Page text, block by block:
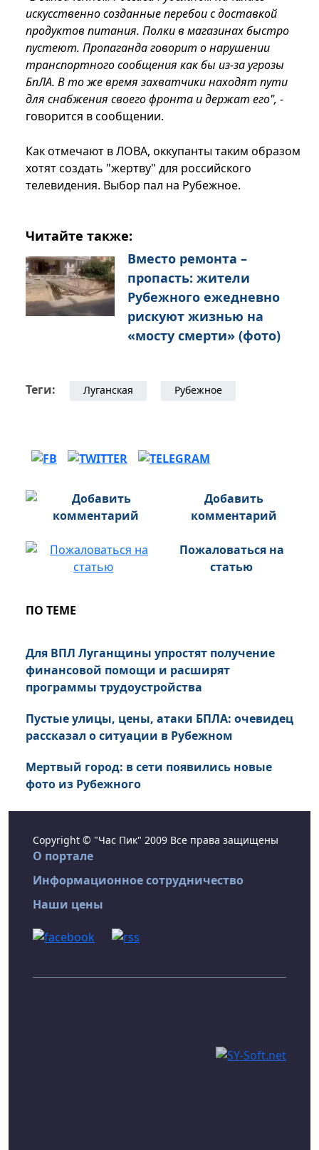
искусственно созданные перебои с доставкой
продуктов питания. Полки в магазинах быстро
пустеют. Пропаганда говорит о нарушении
транспортного сообщения как бы из-за угрозы
БпЛА. В то же время захватчики находят пути
для снабжения своего фронта и держат его", -
говорится в сообщении.
Как отмечают в ЛОВА, оккупанты таким образом
хотят создать "жертву" для российского
телевидения. Выбор пал на Рубежное.
Читайте также:
Вместо ремонта –
пропасть: жители
Рубежного ежедневно
рискуют жизнью на
«мосту смерти» (фото)
Теги: Луганская Рубежное
Добавить
комментарий
Пожаловаться на
статью
ПО ТЕМЕ
Для ВПЛ Луганщины упростят получение
финансовой помощи и расширят
программы трудоустройства
Пустые улицы, цены, атаки БПЛА: очевидец
рассказал о ситуации в Рубежном
Мертвый город: в сети появились новые
фото из Рубежного
Copyright © "Час Пик" 2009 Все права защищены
О портале
Информационное сотрудничество
Наши цены